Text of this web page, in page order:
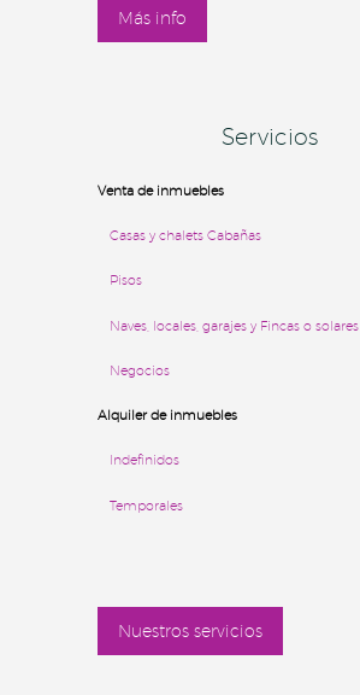
Más info
Servicios
Venta de inmuebles
Casas y chalets Cabañas
Pisos
Naves, locales, garajes y Fincas o solares
Negocios
Alquiler de inmuebles
Indefinidos
Temporales
Nuestros servicios